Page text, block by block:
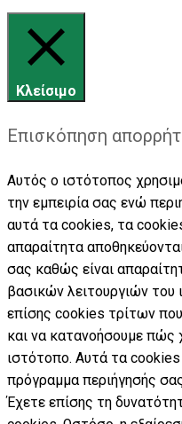
Κλείσιμο
Επισκόπηση
Αυτός ο ιστότοπος
την εμπειρία σας ενώ
αυτά τα cookies, τα
απαραίτητα
σας καθώς είναι
βασικών λειτουργιών του
επίσης cookies τρίτων
και να κατανοήσουμε πώς
ιστότοπο. Αυτά τα
πρόγραμμα περιήγησής
Έχετε επίσης τη